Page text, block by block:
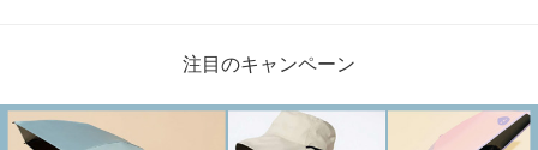
注目のキャンペーン